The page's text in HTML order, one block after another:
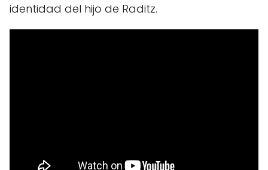
identidad del hijo de Raditz.